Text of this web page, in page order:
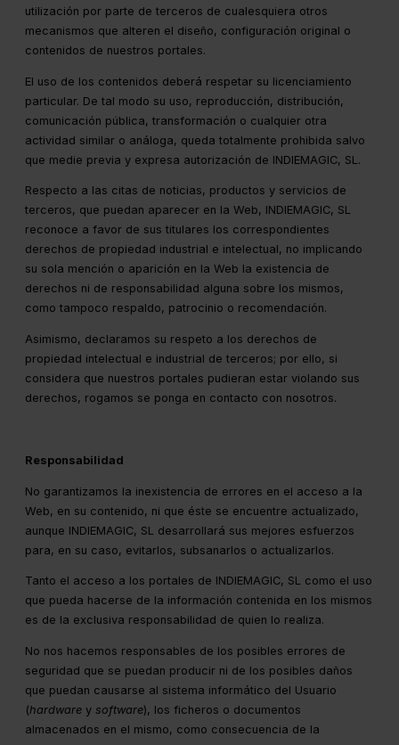
utilización por parte de terceros de cualesquiera otros
mecanismos que alteren el diseño, configuración original o
contenidos de nuestros portales.
El uso de los contenidos deberá respetar su licenciamiento
particular. De tal modo su uso, reproducción, distribución,
comunicación pública, transformación o cualquier otra
actividad similar o análoga, queda totalmente prohibida salvo
que medie previa y expresa autorización de INDIEMAGIC, SL.
Respecto a las citas de noticias, productos y servicios de
terceros, que puedan aparecer en la Web, INDIEMAGIC, SL
reconoce a favor de sus titulares los correspondientes
derechos de propiedad industrial e intelectual, no implicando
su sola mención o aparición en la Web la existencia de
derechos ni de responsabilidad alguna sobre los mismos,
como tampoco respaldo, patrocinio o recomendación.
Asimismo, declaramos su respeto a los derechos de
propiedad intelectual e industrial de terceros; por ello, si
considera que nuestros portales pudieran estar violando sus
derechos, rogamos se ponga en contacto con nosotros.
Responsabilidad
No garantizamos la inexistencia de errores en el acceso a la
Web, en su contenido, ni que éste se encuentre actualizado,
aunque INDIEMAGIC, SL desarrollará sus mejores esfuerzos
para, en su caso, evitarlos, subsanarlos o actualizarlos.
Tanto el acceso a los portales de INDIEMAGIC, SL como el uso
que pueda hacerse de la información contenida en los mismos
es de la exclusiva responsabilidad de quien lo realiza.
No nos hacemos responsables de los posibles errores de
seguridad que se puedan producir ni de los posibles daños
que puedan causarse al sistema informático del Usuario
(hardware y software), los ficheros o documentos
almacenados en el mismo, como consecuencia de la